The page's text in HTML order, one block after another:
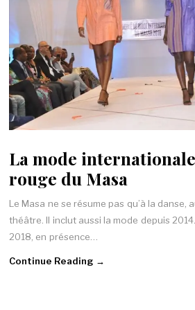
La mode
rouge du Masa
Le Masa ne se résume pas qu’à la danse,
théâtre. Il inclut aussi la mode depuis
2018, en présence…
Continue Reading →